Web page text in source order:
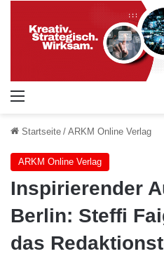
Startseite / ARKM Online Verlag
ARKM Online Verlag
Inspirierender
Berlin: Steffi
das